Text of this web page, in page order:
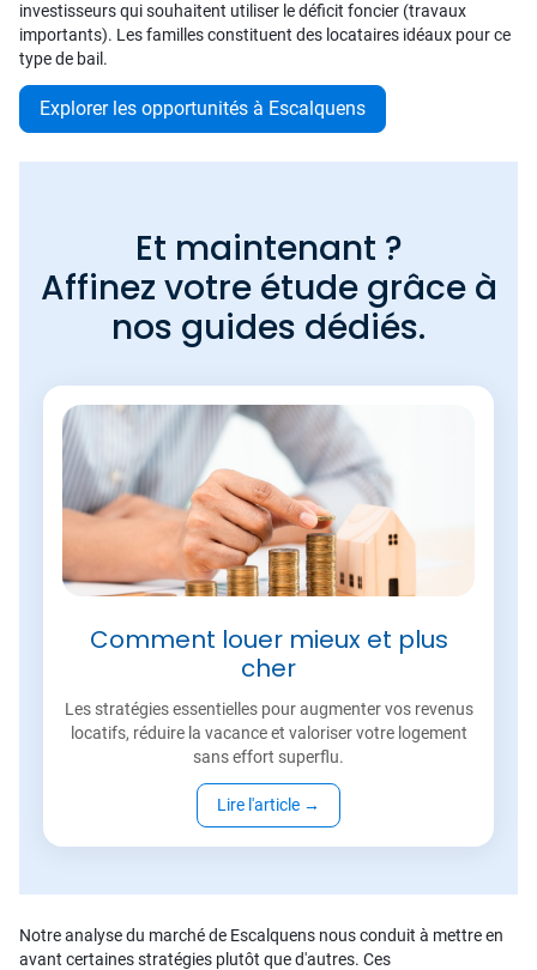
investisseurs qui souhaitent utiliser le déficit foncier (travaux
importants). Les familles constituent des locataires idéaux pour ce
type de bail.
Explorer les opportunités à Escalquens
Et maintenant ?
Affinez votre étude grâce à
nos guides dédiés.
Comment louer mieux et plus
cher
Les stratégies essentielles pour augmenter vos revenus
locatifs, réduire la vacance et valoriser votre logement
sans effort superflu.
Lire l'article →
Notre analyse du marché de Escalquens nous conduit à mettre en
avant certaines stratégies plutôt que d'autres. Ces